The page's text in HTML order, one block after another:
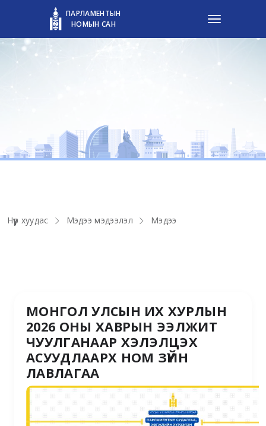
ПАРЛАМЕНТЫН
НОМЫН САН
Нүүр хуудас Мэдээ мэдээлэл Мэдээ
МОНГОЛ УЛСЫН ИХ ХУРЛЫН
2026 ОНЫ ХАВРЫН ЭЭЛЖИТ
ЧУУЛГАНААР ХЭЛЭЛЦЭХ
АСУУДЛААРХ НОМ ЗҮЙН
ЛАВЛАГАА